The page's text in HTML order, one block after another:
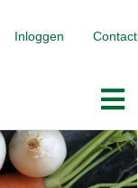
Contact
Inloggen